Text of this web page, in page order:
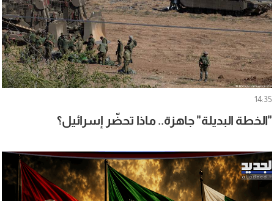
14:35
"الخطة البديلة" جاهزة.. ماذا تحضّر إسرائيل؟